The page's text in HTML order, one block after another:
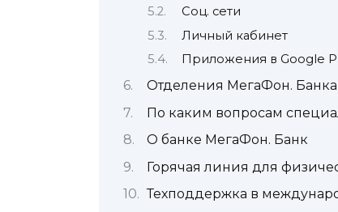
Соц. сети
Личный кабинет
Приложения в Google
Отделения МегаФон.
По каким вопросам
О банке МегаФон. Банк
Горячая линия для
Техподдержка в